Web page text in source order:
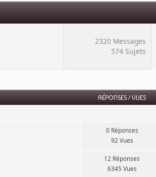
2320 Messages
574 Sujets
RÉPONSES/VUES
0 Réponses
92 Vues
12 Réponses
6345 Vues